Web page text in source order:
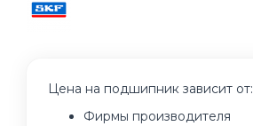
Цена на подшипник зависит от:
Фирмы производителя